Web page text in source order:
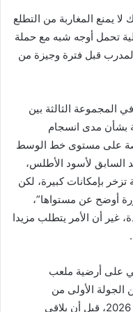
يمنع المغاربة من التطلع
تحمل أوجه شبه مع حملة
قبل فترة وجيزة من
المجموعة الثالثة بين
بشأن مدى انسجام
على مستوى خط الوسط
السابق لأسود الأطلس،
بإمكانات كبيرة، لكن
أوضح عن مستواها”،
أن الأمر يتطلب مزيدا
على أرضية ملعب
الأولى من
منافسات المجموعة الثالثة في مونديال 2026، قبل أن يلاقي